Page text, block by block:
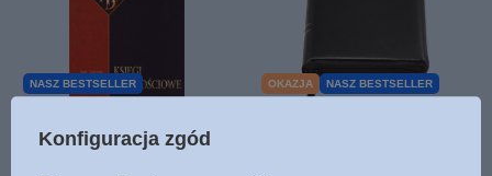
NASZ BESTSELLER
(NPD) - Księgi Mądrosciowe z
OKAZJA NASZ BESTSELLER
Konfiguracja zgód